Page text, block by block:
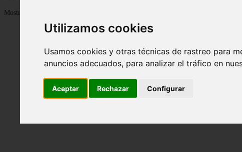
Utilizamos cookies
Usamos cookies y otras técnicas de rastreo para
anuncios adecuados, para analizar el tráfico en
Aceptar Rechazar Configurar
Mostrando 1 - 24 de 1585 artículos